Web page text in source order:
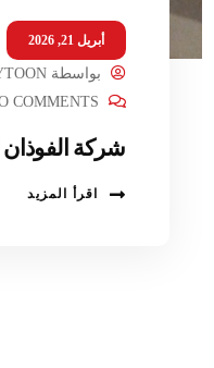
أبريل 21, 2026
بواسطة
COMMENTS
شركة الفوذان
اقرأ المزيد